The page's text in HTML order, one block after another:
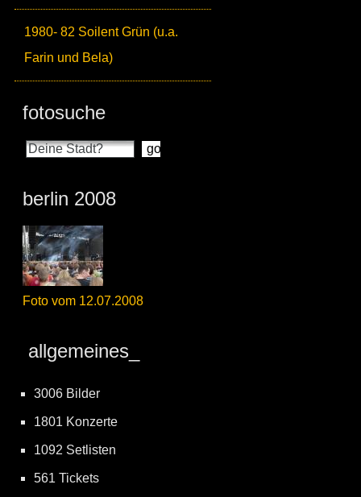
1980- 82 Soilent Grün (u.a.
Farin und Bela)
fotosuche
berlin 2008
Foto vom 12.07.2008
allgemeines_
3006 Bilder
1801 Konzerte
1092 Setlisten
561 Tickets